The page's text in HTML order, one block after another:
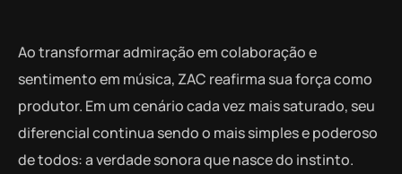
Ao transformar admiração em colaboração e
sentimento em música, ZAC reafirma sua força como
produtor. Em um cenário cada vez mais saturado, seu
diferencial continua sendo o mais simples e poderoso
de todos: a verdade sonora que nasce do instinto.